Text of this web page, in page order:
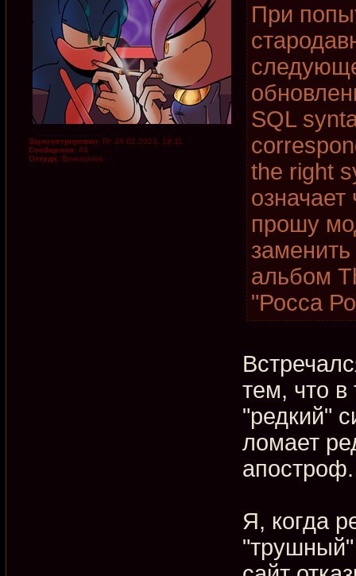
Зарегистрирован: Пт 24.02.2023, 19:11
Сообщения: 46
Откуда: Венгерово
При
SQL
the right
означает
прошу
альбом
"Росса
тем, что в
"редкий"
ломает
апостроф.
Я, когда